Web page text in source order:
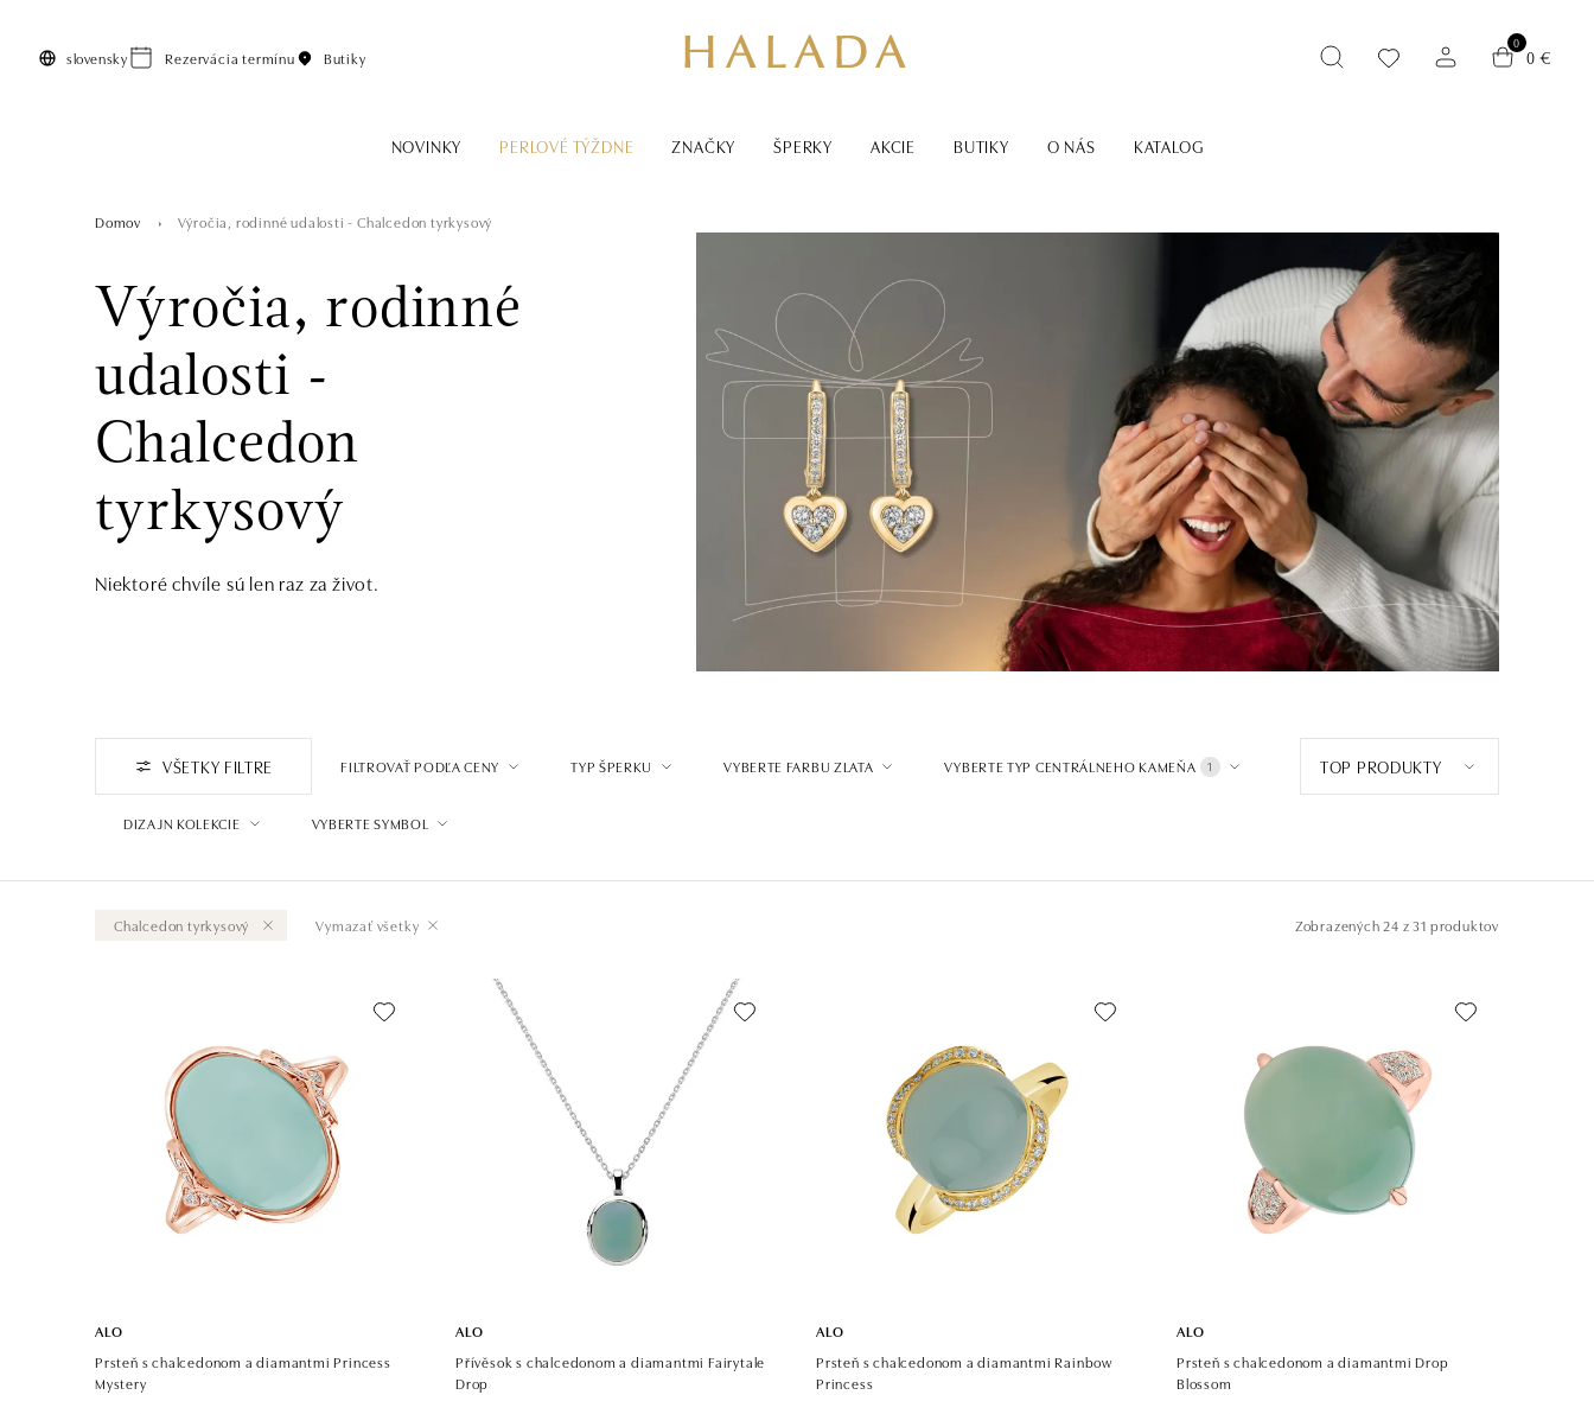
slovensky Rezervácia termínu Butiky
0
0 €
NOVINKY PERLOVÉ TÝŽDNE ZNAČKY ŠPERKY AKCIE BUTIKY O NÁS KATALOG
Domov Výročia, rodinné udalosti - Chalcedon tyrkysový
Výročia, rodinné
udalosti -
Chalcedon
tyrkysový
Niektoré chvíle sú len raz za život.
VŠETKY FILTRE FILTROVAŤ PODĽA CENY TYP ŠPERKU VYBERTE FARBU ZLATA VYBERTE TYP CENTRÁLNEHO KAMEŇA 1
DIZAJN KOLEKCIE VYBERTE SYMBOL
TOP PRODUKTY
Chalcedon tyrkysový Vymazať všetky Zobrazených24 z 31 produktov
ALO
Prsteň s chalcedonom a diamantmi Princess
Mystery
ALO
Přívěsok s chalcedonom a diamantmi Fairytale
Drop
ALO
Prsteň s chalcedonom a diamantmi Rainbow
Princess
ALO
Prsteň s chalcedonom a diamantmi Drop
Blossom